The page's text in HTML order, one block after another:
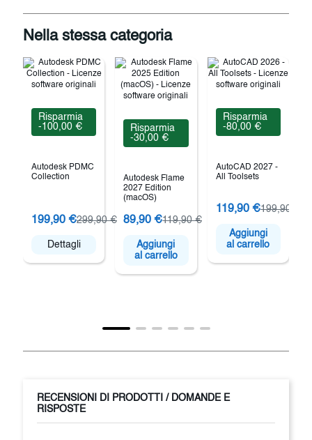
Nella stessa categoria
Risparmia
-100,00 €
Autodesk PDMC
Collection
199,90 €299,90 €
Dettagli
Risparmia
-30,00 €
Autodesk Flame
2027 Edition
(macOS)
89,90 €119,90 €
Aggiungi
al carrello
Risparmia
-80,00 €
AutoCAD 2027 -
All Toolsets
119,90 €199,90 €
Aggiungi
al carrello
RECENSIONI DI PRODOTTI / DOMANDE E
RISPOSTE